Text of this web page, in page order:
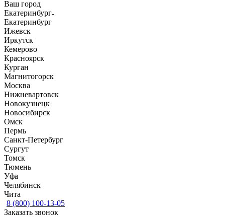
Ваш город
Екатеринбург
Екатеринбург
Ижевск
Иркутск
Кемерово
Красноярск
Курган
Магнитогорск
Москва
Нижневартовск
Новокузнецк
Новосибирск
Омск
Пермь
Санкт-Петербург
Сургут
Томск
Тюмень
Уфа
Челябинск
Чита
8 (800) 100-13-05
Заказать звонок